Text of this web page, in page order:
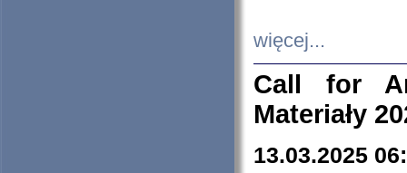
więcej...
Call for
Materiały
13.03.2025